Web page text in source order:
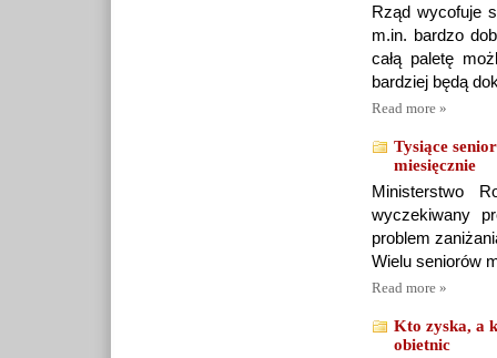
Rząd wycofuje
m.in. bardzo
całą paletę
bardziej będą
Read more »
Tysiące
miesięcznie
Ministerstwo
wyczekiwany
problem
Wielu seniorów
Read more »
Kto zyska, a
obietnic